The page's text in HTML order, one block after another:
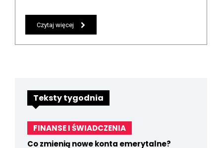
Czytaj więcej
Teksty tygodnia
FINANSE I ŚWIADCZENIA
Co zmienią nowe konta emerytalne?